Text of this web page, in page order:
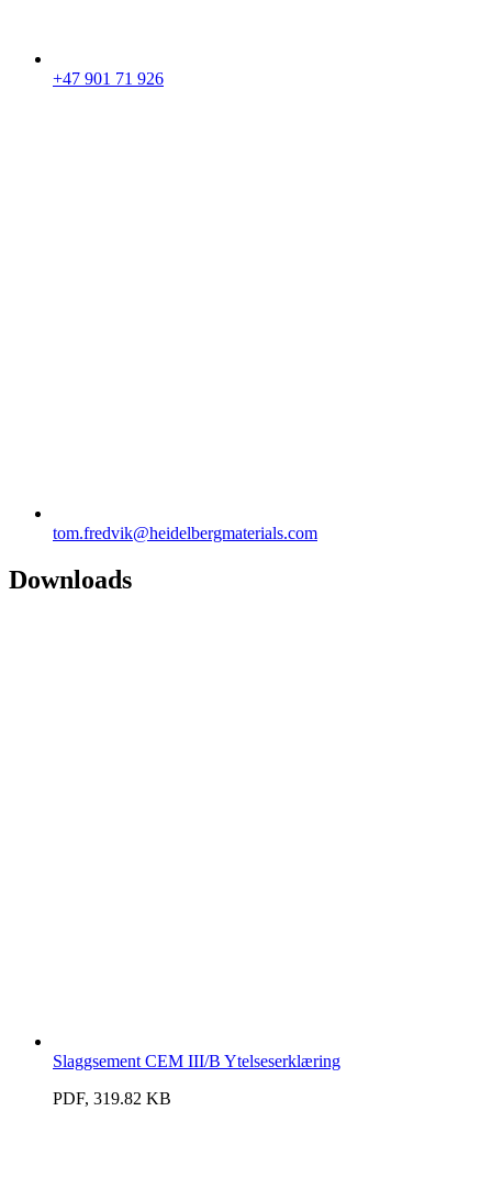
+47 901 71 926
tom.fredvik​@heidelbergmaterials.com
Downloads
Slaggsement CEM III/B Ytelseserklæring
PDF, 319.82 KB